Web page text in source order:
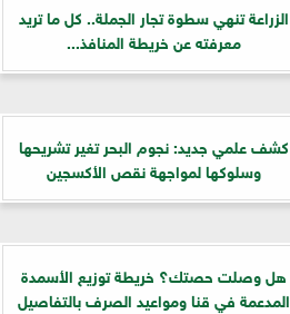
الزراعة تنهي سطوة تجار الجملة.. كل ما تريد
معرفته عن خريطة المنافذ...
كشف علمي جديد: نجوم البحر تغير تشريحها
وسلوكها لمواجهة نقص الأكسجين
هل وصلت حصتك؟ خريطة توزيع الأسمدة
المدعمة في قنا ومواعيد الصرف بالتفاصيل